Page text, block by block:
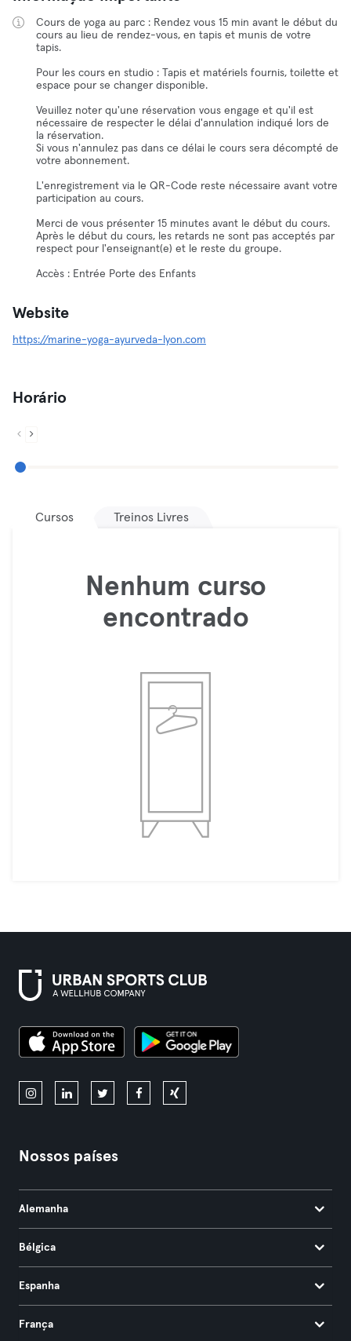
Cours de yoga au parc : Rendez vous 15 min avant le début du
cours au lieu de rendez-vous, en tapis et munis de votre
tapis.
Pour les cours en studio : Tapis et matériels fournis, toilette et
espace pour se changer disponible.
Veuillez noter qu'une réservation vous engage et qu'il est
nécessaire de respecter le délai d'annulation indiqué lors de
la réservation.
Si vous n'annulez pas dans ce délai le cours sera décompté de
votre abonnement.
L'enregistrement via le QR-Code reste nécessaire avant votre
participation au cours.
Merci de vous présenter 15 minutes avant le début du cours.
Après le début du cours, les retards ne sont pas acceptés par
respect pour l'enseignant(e) et le reste du groupe.
Accès : Entrée Porte des Enfants
Website
https://marine-yoga-ayurveda-lyon.com
Horário
Cursos Treinos Livres
Nenhum curso
encontrado
Nossos países
Alemanha
Bélgica
Espanha
França